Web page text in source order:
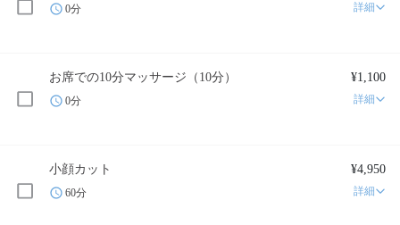
0分 詳細
お席での10分マッサージ（10分） ¥1,100
0分 詳細
小顔カット ¥4,950
60分 詳細